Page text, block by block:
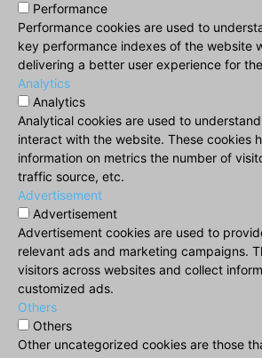
Performance
Performance cookies are used to
key performance indexes of the website
delivering a better user experience for
Analytics
Analytics
Analytical cookies are used to
interact with the website. These cookies
information on metrics the number of
traffic source, etc.
Advertisement
Advertisement
Advertisement cookies are used to
relevant ads and marketing campaigns.
visitors across websites and collect
customized ads.
Others
Others
Other uncategorized cookies are those